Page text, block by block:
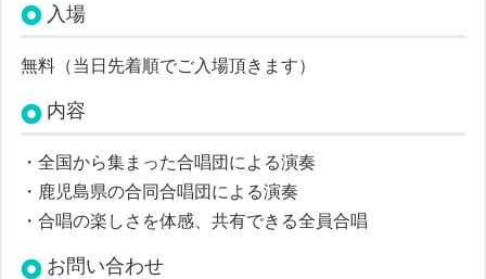
入場
無料（当日先着順でご入場頂きます）
内容
・全国から集まった合唱団による演奏
・鹿児島県の合同合唱団による演奏
・合唱の楽しさを体感、共有できる全員合唱
お問い合わせ